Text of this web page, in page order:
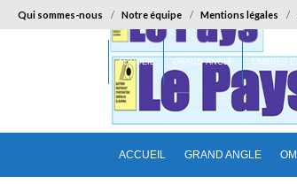
Qui sommes-nous Notre équipe Mentions légales
ACCUEIL GRAND ANGLE
ACCUEIL GRAND ANGLE OMBRES